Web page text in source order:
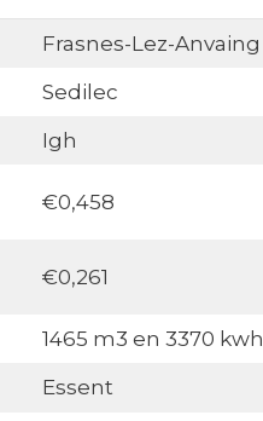
Frasnes-Lez-Anvaing
Sedilec
Igh
€0,458
€0,261
1465 m3 en 3370 kwh
Essent